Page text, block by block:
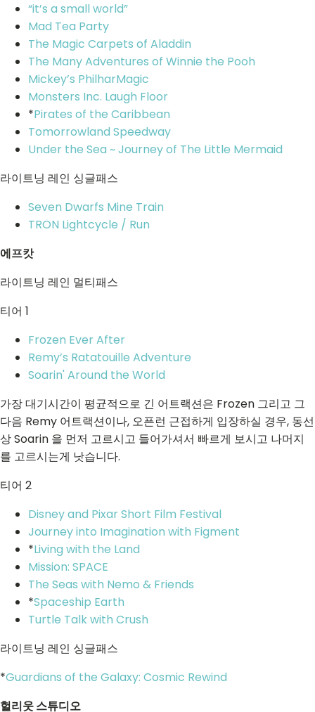
“it’s a small world”
Mad Tea Party
The Magic Carpets of Aladdin
The Many Adventures of Winnie the Pooh
Mickey’s PhilharMagic
Monsters Inc. Laugh Floor
*Pirates of the Caribbean
Tomorrowland Speedway
Under the Sea ~ Journey of The Little Mermaid
라이트닝 레인 싱글패스
Seven Dwarfs Mine Train
TRON Lightcycle / Run
에프캇
라이트닝 레인 멀티패스
티어 1
Frozen Ever After
Remy’s Ratatouille Adventure
Soarin' Around the World
가장 대기시간이 평균적으로 긴 어트랙션은 Frozen 그리고 그
다음 Remy 어트랙션이나, 오픈런 근접하게 입장하실 경우, 동선
상 Soarin 을 먼저 고르시고 들어가셔서 빠르게 보시고 나머지
를 고르시는게 낫습니다.
티어 2
Disney and Pixar Short Film Festival
Journey into Imagination with Figment
*Living with the Land
Mission: SPACE
The Seas with Nemo & Friends
*Spaceship Earth
Turtle Talk with Crush
라이트닝 레인 싱글패스
*Guardians of the Galaxy: Cosmic Rewind
헐리웃 스튜디오